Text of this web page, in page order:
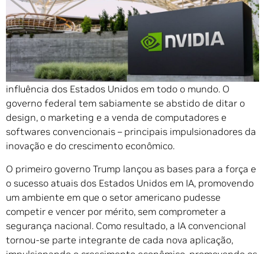
Durante décadas, a liderança em ecossistemas de
computação e software tem sido a base da força e da
influência dos Estados Unidos em todo o mundo. O
governo federal tem sabiamente se abstido de ditar o
design, o marketing e a venda de computadores e
softwares convencionais – principais impulsionadores da
inovação e do crescimento econômico.
O primeiro governo Trump lançou as bases para a força e
o sucesso atuais dos Estados Unidos em IA, promovendo
um ambiente em que o setor americano pudesse
competir e vencer por mérito, sem comprometer a
segurança nacional. Como resultado, a IA convencional
tornou-se parte integrante de cada nova aplicação,